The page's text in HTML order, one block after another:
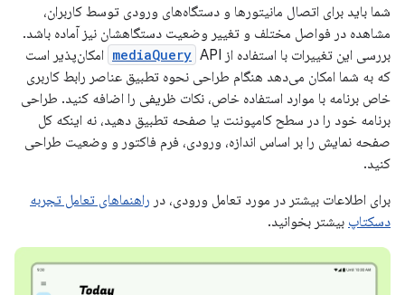
شما باید برای اتصال مانیتورها و دستگاه‌های ورودی توسط کاربران،
مشاهده در فواصل مختلف و تغییر وضعیت دستگاهشان نیز آماده باشد.
بررسی این تغییرات با استفاده از
mediaQuery API امکان‌پذیر است
که به شما امکان می‌دهد هنگام طراحی نحوه تطبیق عناصر رابط کاربری
خاص برنامه با موارد استفاده خاص، نکات ظریفی را اضافه کنید. طراحی
برنامه خود را در سطح کامپوننت یا صفحه تطبیق دهید، نه اینکه کل
صفحه نمایش را بر اساس اندازه، ورودی، فرم فاکتور و وضعیت طراحی
کنید.
برای اطلاعات بیشتر در مورد تعامل ورودی، در راهنماهای تعامل تجربه
دسکتاپ بیشتر بخوانید.